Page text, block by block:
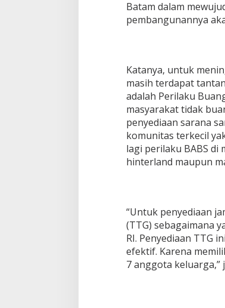
Batam dalam
pembangunannya
Katanya, untuk
masih terdapat
adalah Perilaku
masyarakat tidak
penyediaan sarana
komunitas terkecil
lagi perilaku BABS di
hinterland maupun
“Untuk penyediaan
(TTG) sebagaimana
RI. Penyediaan TTG
efektif. Karena
7 anggota keluarga,”